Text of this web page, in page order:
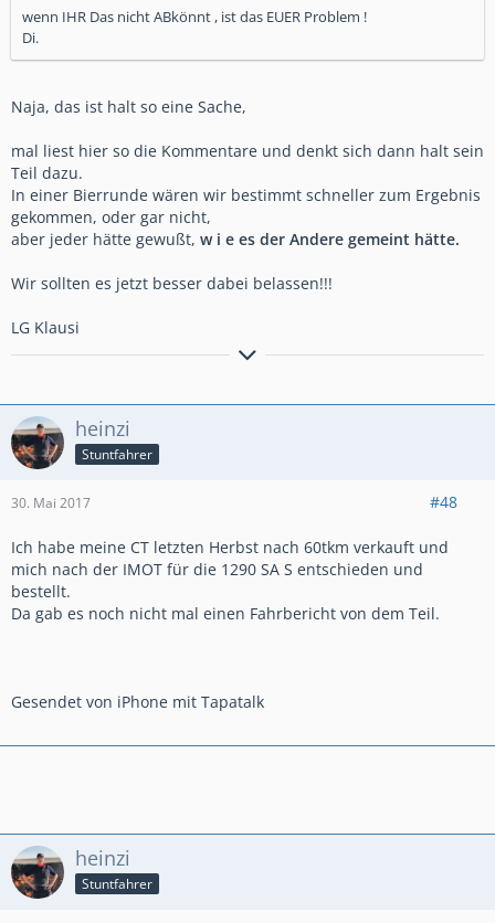
wenn IHR Das nicht ABkönnt , ist das EUER Problem !
Di.
Naja, das ist halt so eine Sache,
mal liest hier so die Kommentare und denkt sich dann halt sein
Teil dazu.
In einer Bierrunde wären wir bestimmt schneller zum Ergebnis
gekommen, oder gar nicht,
aber jeder hätte gewußt, w i e es der Andere gemeint hätte.
Wir sollten es jetzt besser dabei belassen!!!
LG Klausi
heinzi
Stuntfahrer
30. Mai 2017 #48
Ich habe meine CT letzten Herbst nach 60tkm verkauft und
mich nach der IMOT für die 1290 SA S entschieden und
bestellt.
Da gab es noch nicht mal einen Fahrbericht von dem Teil.
Gesendet von iPhone mit Tapatalk
heinzi
Stuntfahrer